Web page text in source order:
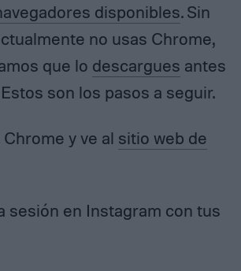
disponibles. Sin
no usas Chrome,
que lo descargues antes
son los pasos a seguir.
y ve al sitio web de
sesión en Instagram con tus